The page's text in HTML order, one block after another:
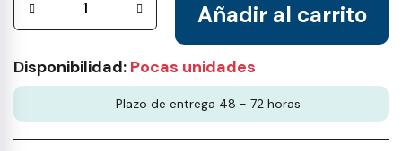
Añadir al carrito
Disponibilidad: Pocas unidades
Plazo de entrega 48 - 72 horas